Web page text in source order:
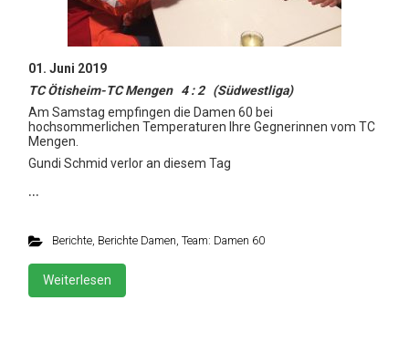
01. Juni 2019
TC Ötisheim-TC Mengen 4 : 2 (Südwestliga)
Am Samstag empfingen die Damen 60 bei
hochsommerlichen Temperaturen Ihre Gegnerinnen vom TC
Mengen.
Gundi Schmid verlor an diesem Tag
…
Berichte, Berichte Damen, Team: Damen 60
Weiterlesen